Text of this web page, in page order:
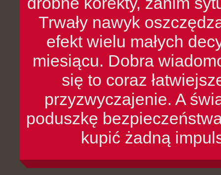
Trwały nawyk
efekt wielu małych
miesiącu. Dobra
się to coraz
przyzwyczajenie. A
poduszkę
kupić żadną